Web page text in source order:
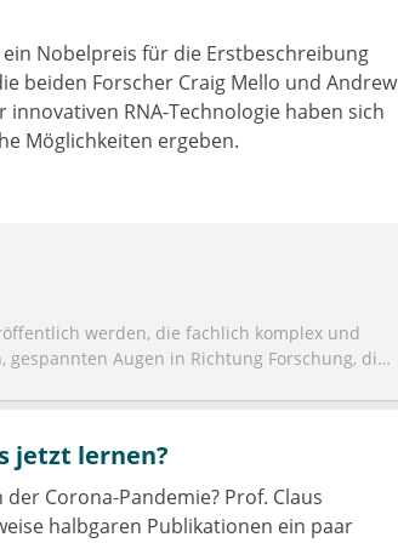
in weiten Teilen… oder? Und genau hier
dass sie wieder shoppen gehen dürfen, dass
mehr, werden einige schrecklich
Verkehrsmitteln. Am Morgen hat das
der Passagiere in der Tram, die ich
Unfassbar.
Nobelpreis für die Erstbeschreibung
beiden Forscher Craig Mello und Andrew
innovativen RNA-Technologie haben sich
Möglichkeiten ergeben.
werden, die fachlich komplex und
Augen in Richtung Forschung, die
dafür sensibilisiert, dass ein kompetenter
ein „schon immerhin“ machen. Das Ziel
Krankheitsverläufe dadurch wesentlich
seine Grenzen geraten muss. Der Ansatz
Applikation von Wirkstoffen, die
jetzt lernen?
Corona-Pandemie? Prof. Claus
halbgaren Publikationen ein paar